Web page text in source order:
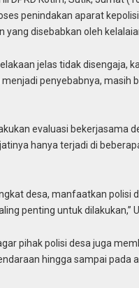
penindakan aparat
disebabkan oleh
jelas tidak disengaja,
penyebabnya, masih
evaluasi bekerjasama
hanya terjadi di
desa, manfaatkan polisi
penting untuk dilakukan,”
pihak polisi desa juga
hingga sampai pada